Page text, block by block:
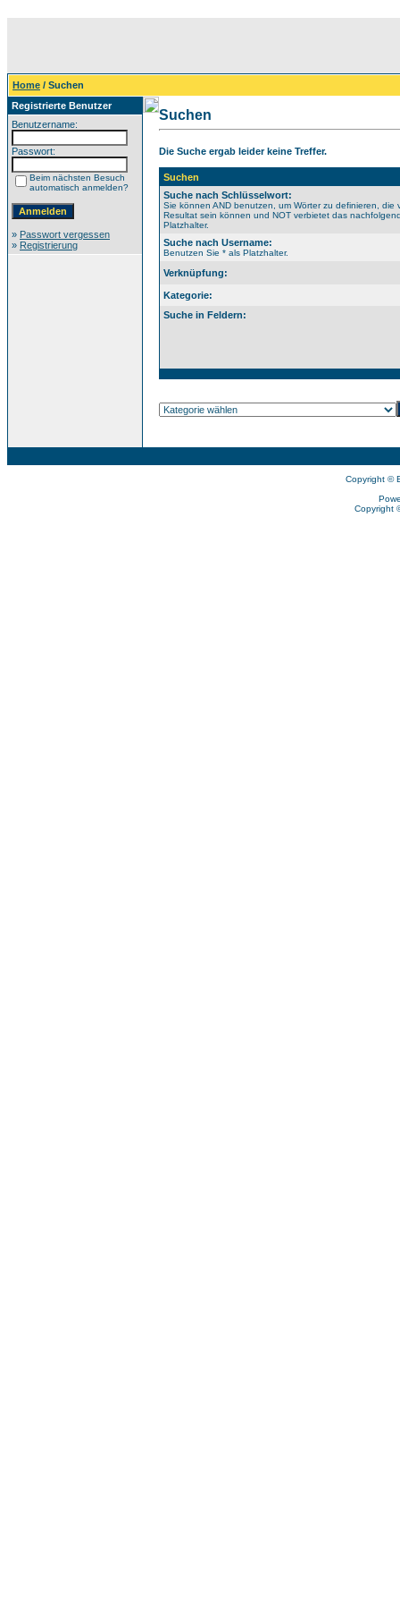
Home / Suchen
Registrierte Benutzer
Benutzername:
Passwort:
Beim nächsten Besuch
automatisch anmelden?
» Passwort vergessen
» Registrierung
Suchen
Die Suche ergab leider keine Treffer.
Suchen
Suche nach Schlüsselwort:
Sie können AND benutzen, um Wörter zu definieren, die
Resultat sein können und NOT verbietet das
Platzhalter.
Suche nach Username:
Benutzen Sie * als Platzhalter.
Verknüpfung:
Kategorie:
Suche in Feldern:
Copyright ©
Copyright